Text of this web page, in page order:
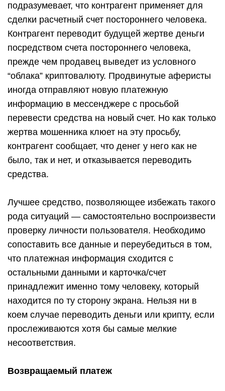
подразумевает, что контрагент применяет для
сделки расчетный счет постороннего человека.
Контрагент переводит будущей жертве деньги
посредством счета постороннего человека,
прежде чем продавец выведет из условного
“облака” криптовалюту. Продвинутые аферисты
иногда отправляют новую платежную
информацию в мессенджере с просьбой
перевести средства на новый счет. Но как только
жертва мошенника клюет на эту просьбу,
контрагент сообщает, что денег у него как не
было, так и нет, и отказывается переводить
средства.
Лучшее средство, позволяющее избежать такого
рода ситуаций — самостоятельно воспроизвести
проверку личности пользователя. Необходимо
сопоставить все данные и переубедиться в том,
что платежная информация сходится с
остальными данными и карточка/счет
принадлежит именно тому человеку, который
находится по ту сторону экрана. Нельзя ни в
коем случае переводить деньги или крипту, если
прослеживаются хотя бы самые мелкие
несоответствия.
Возвращаемый платеж